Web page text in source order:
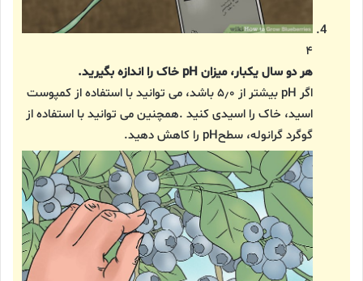
۴
هر دو سال یکبار، میزان pH خاک را اندازه بگیرید.
اگر pH بیشتر از ۵٫۰ باشد، می توانید با استفاده از کمپوست
اسید، خاک را اسیدی کنید .همچنین می توانید با استفاده از
گوگرد گرانوله، سطحpH را کاهش دهید.